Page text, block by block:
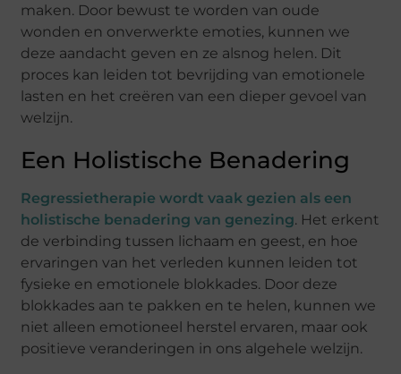
maken. Door bewust te worden van oude
wonden en onverwerkte emoties, kunnen we
deze aandacht geven en ze alsnog helen. Dit
proces kan leiden tot bevrijding van emotionele
lasten en het creëren van een dieper gevoel van
welzijn.
Een Holistische Benadering
Regressietherapie wordt vaak gezien als een
holistische benadering van genezing. Het erkent
de verbinding tussen lichaam en geest, en hoe
ervaringen van het verleden kunnen leiden tot
fysieke en emotionele blokkades. Door deze
blokkades aan te pakken en te helen, kunnen we
niet alleen emotioneel herstel ervaren, maar ook
positieve veranderingen in ons algehele welzijn.